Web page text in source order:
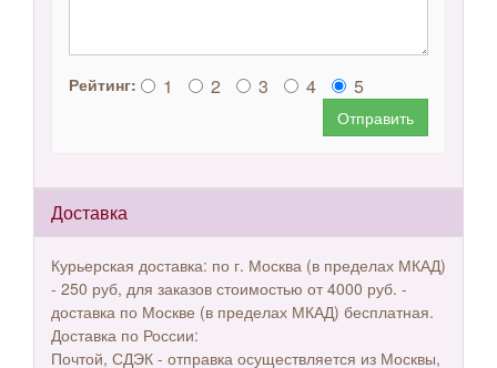
Рейтинг: 1 2 3 4 5
Отправить
Доставка
Курьерская доставка: по г. Москва (в пределах МКАД)
- 250 руб, для заказов стоимостью от 4000 руб. -
доставка по Москве (в пределах МКАД) бесплатная.
Доставка по России:
Почтой, СДЭК - отправка осуществляется из Москвы,